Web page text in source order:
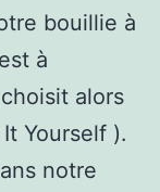
bouillie à
à
alors
Yourself ).
notre